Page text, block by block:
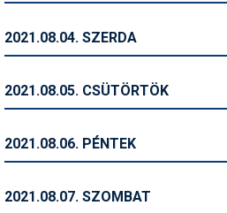
Kerékpár
Korcsolya
Magazinok
Munkavállalás
2021.08.04. SZERDA
2021.08.05. CSÜTÖRTÖK
2021.08.06. PÉNTEK
2021.08.07. SZOMBAT